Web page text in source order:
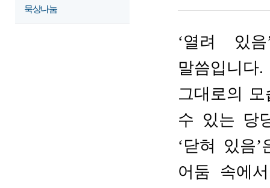
묵상나눔
‘열려 있음
말씀입니다.
그대로의
수 있는 당
‘닫혀 있음’
어둠 속에